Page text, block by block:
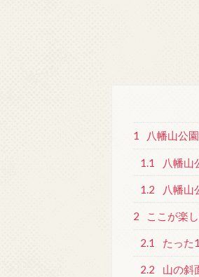
1 八幡山公
1.1 八幡山
1.2 八幡山
2 ここが楽
2.1 たった
2.2 山の斜